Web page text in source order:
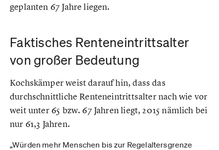
geplanten 67 Jahre liegen.
Faktisches Renteneintrittsalter
von großer Bedeutung
Kochskämper weist darauf hin, dass das
durchschnittliche Renteneintrittsalter nach wie vor
weit unter 65 bzw. 67 Jahren liegt, 2015 nämlich bei
nur 61,3 Jahren.
„Würden mehr Menschen bis zur Regelaltersgrenze